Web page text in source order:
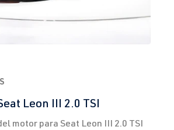
Leon III 2.0 TSI
motor para Seat Leon III 2.0 TSI